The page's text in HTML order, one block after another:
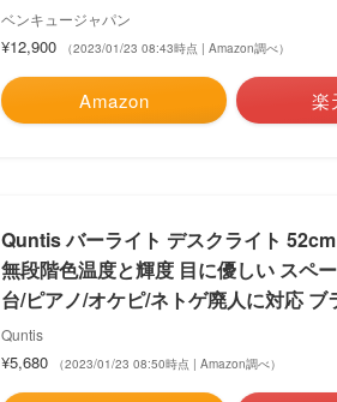
ベンキュージャパン
¥12,900 （2023/01/23 08:43時点 | Amazon調べ）
Amazon 楽
Quntis バーライト デスクライト
無段階色温度と輝度 目に優しい スペ
台/ピアノ/オケピ/ネトゲ廃人に対応 ブ
Quntis
¥5,680 （2023/01/23 08:50時点 | Amazon調べ）